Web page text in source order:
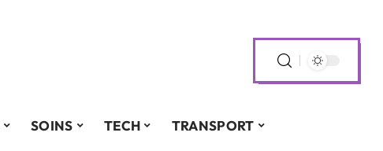
SOINS TECH
TRANSPORT